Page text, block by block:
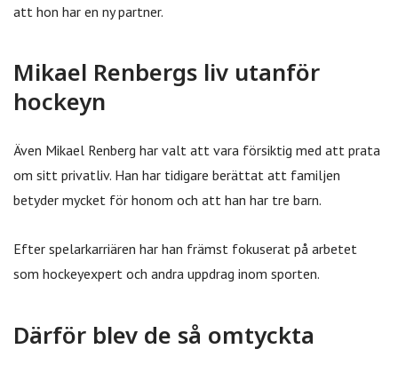
att hon har en ny partner.
Mikael Renbergs liv utanför
hockeyn
Även Mikael Renberg har valt att vara försiktig med att prata
om sitt privatliv. Han har tidigare berättat att familjen
betyder mycket för honom och att han har tre barn.
Efter spelarkarriären har han främst fokuserat på arbetet
som hockeyexpert och andra uppdrag inom sporten.
Därför blev de så omtyckta